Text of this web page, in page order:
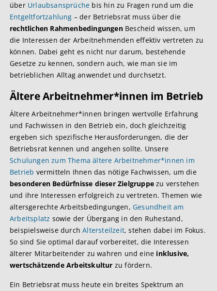
über Urlaubsansprüche bis hin zu Fragen rund um die
Entgeltfortzahlung – der Betriebsrat muss über die
rechtlichen RahmenbedingungenBescheid wissen, um
die Interessen der Arbeitnehmenden effektiv vertreten zu
können. Dabei geht es nicht nur darum, bestehende
Gesetze zu kennen, sondern auch, wie man sie im
betrieblichen Alltag anwendet und durchsetzt.
Ältere Arbeitnehmer*innen im Betrieb
Ältere Arbeitnehmer*innen bringen wertvolle Erfahrung
und Fachwissen in den Betrieb ein, doch gleichzeitig
ergeben sich spezifische Herausforderungen, die der
Betriebsrat kennen und angehen sollte. Unsere
Schulungen zum Thema ältere Arbeitnehmer*innen im
Betrieb vermitteln Ihnen das nötige Fachwissen, um die
besonderen Bedürfnisse dieser Zielgruppe zu verstehen
und ihre Interessen erfolgreich zu vertreten. Themen wie
altersgerechte Arbeitsbedingungen, Gesundheit am
Arbeitsplatz sowie der Übergang in den Ruhestand,
beispielsweise durchAltersteilzeit, stehen dabei im Fokus.
So sind Sie optimal darauf vorbereitet, die Interessen
älterer Mitarbeitender zu wahren und eine inklusive,
wertschätzende Arbeitskultur zu fördern.
Ein Betriebsrat muss heute ein breites Spektrum an